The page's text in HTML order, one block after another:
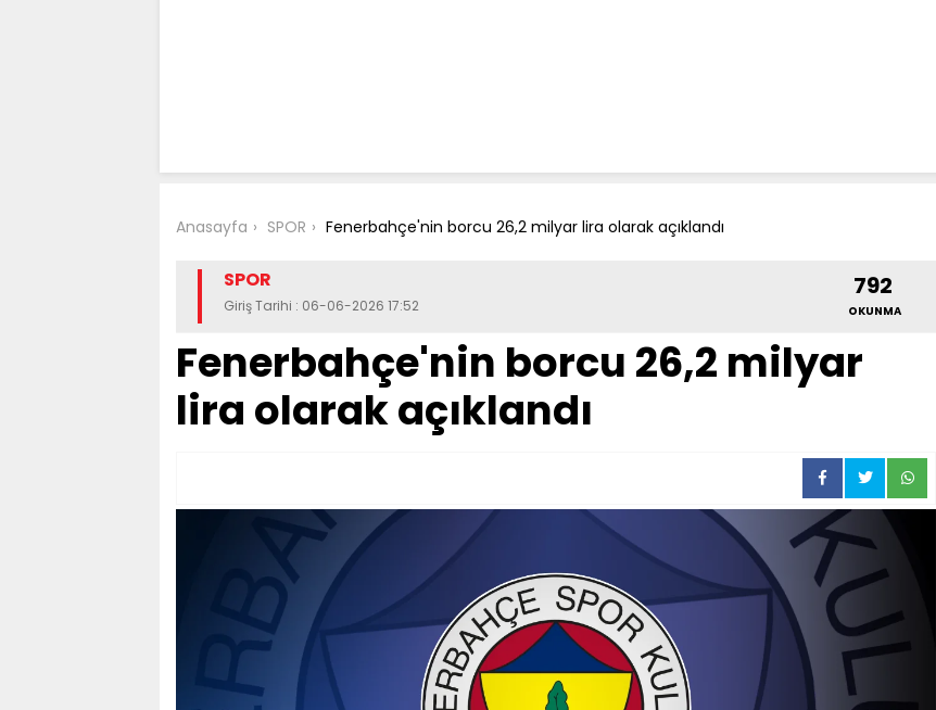
Anasayfa SPOR Fenerbahçe'nin borcu 26,2 milyar lira olarak açıklandı
SPOR
Giriş Tarihi : 06-06-2026 17:52
792
OKUNMA
Fenerbahçe'nin borcu 26,2 milyar
lira olarak açıklandı